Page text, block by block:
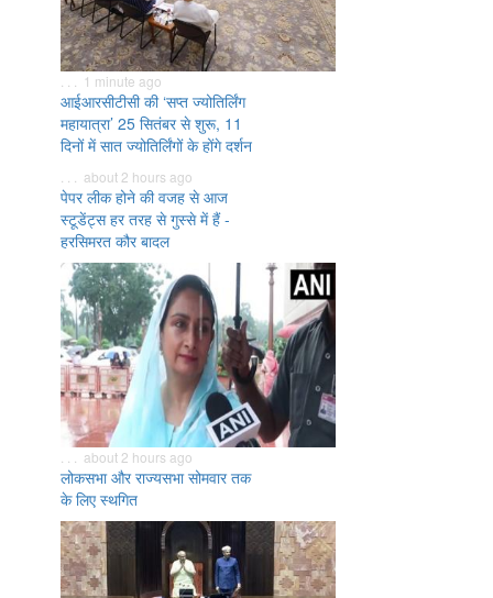
. . . 1 minute ago
आईआरसीटीसी की ‘सप्त ज्योतिर्लिंग
महायात्रा’ 25 सितंबर से शुरू, 11
दिनों में सात ज्योतिर्लिंगों के होंगे दर्शन
. . . about 2 hours ago
पेपर लीक होने की वजह से आज
स्टूडेंट्स हर तरह से गुस्से में हैं -
हरसिमरत कौर बादल
. . . about 2 hours ago
लोकसभा और राज्यसभा सोमवार तक
के लिए स्थगित